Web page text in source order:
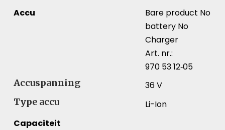
Accu
Bare product No
battery No
Charger
Art. nr.:
970 53 12‑05
Accuspanning
36 V
Type accu
Li-Ion
Capaciteit